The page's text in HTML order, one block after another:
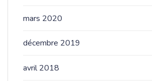
mars 2020
décembre 2019
avril 2018